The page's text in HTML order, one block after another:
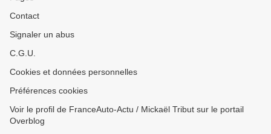
Contact
Signaler un abus
C.G.U.
Cookies et données personnelles
Préférences cookies
Voir le profil de FranceAuto-Actu / Mickaël Tribut sur le portail
Overblog